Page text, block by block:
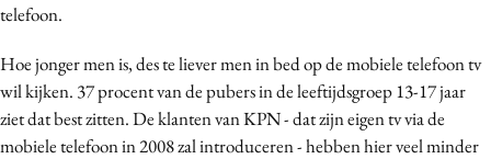
Programmatic
Reputatie & crisis
telefoon.
Hoe jonger men is, des te liever men in bed op de mobiele telefoon tv
wil kijken. 37 procent van de pubers in de leeftijdsgroep 13-17 jaar
ziet dat best zitten. De klanten van KPN - dat zijn eigen tv via de
mobiele telefoon in 2008 zal introduceren - hebben hier veel minder